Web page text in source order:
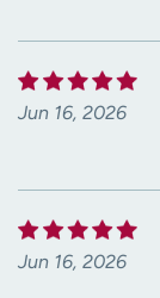
Jun 16, 2026
Jun 16, 2026